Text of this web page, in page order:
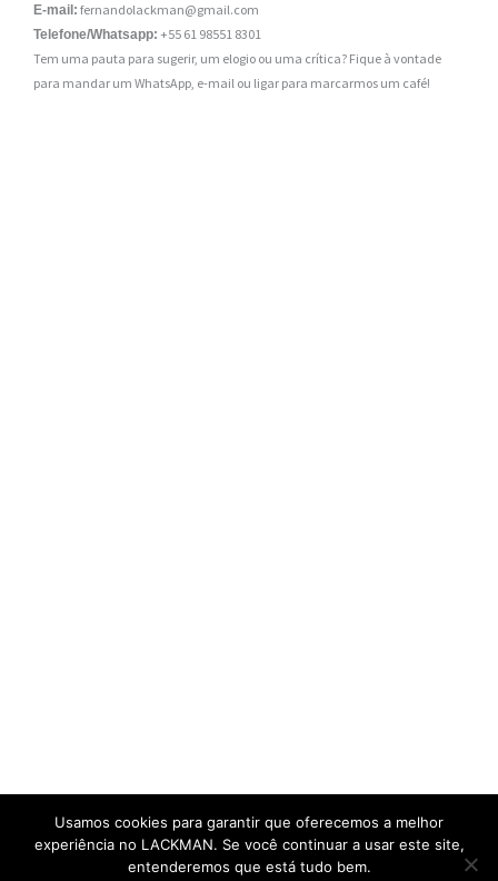
E-mail: fernandolackman@gmail.com
Telefone/Whatsapp: +55 61 98551 8301
Tem uma pauta para sugerir, um elogio ou uma crítica? Fique à vontade
para mandar um WhatsApp, e-mail ou ligar para marcarmos um café!
Usamos cookies para garantir que oferecemos a melhor
experiência no LACKMAN. Se você continuar a usar este site,
entenderemos que está tudo bem.